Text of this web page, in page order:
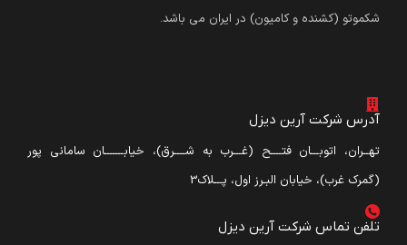
شکموتو (کشنده و کامیون) در ایران می باشد.
آدرس شرکت آرین دیزل
تهــران، اتوبـــان فتــــح (غـــرب به شــــرق)، خیابـــــــان سامانی پور
(گمرک غرب)، خیابان البـرز اول، پـــلاک3
تلفن تماس شرکت آرین دیزل​